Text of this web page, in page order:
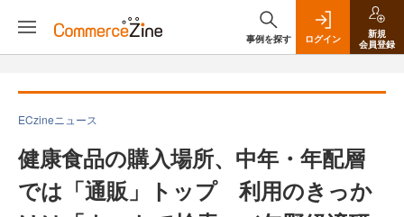
事例を探す ログイン
新規
会員登録
ECzineニュース
健康食品の購入場所、中年・年配層
では「通販」トップ 利用のきっか